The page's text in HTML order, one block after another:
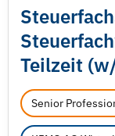
Teilzeit
Senior